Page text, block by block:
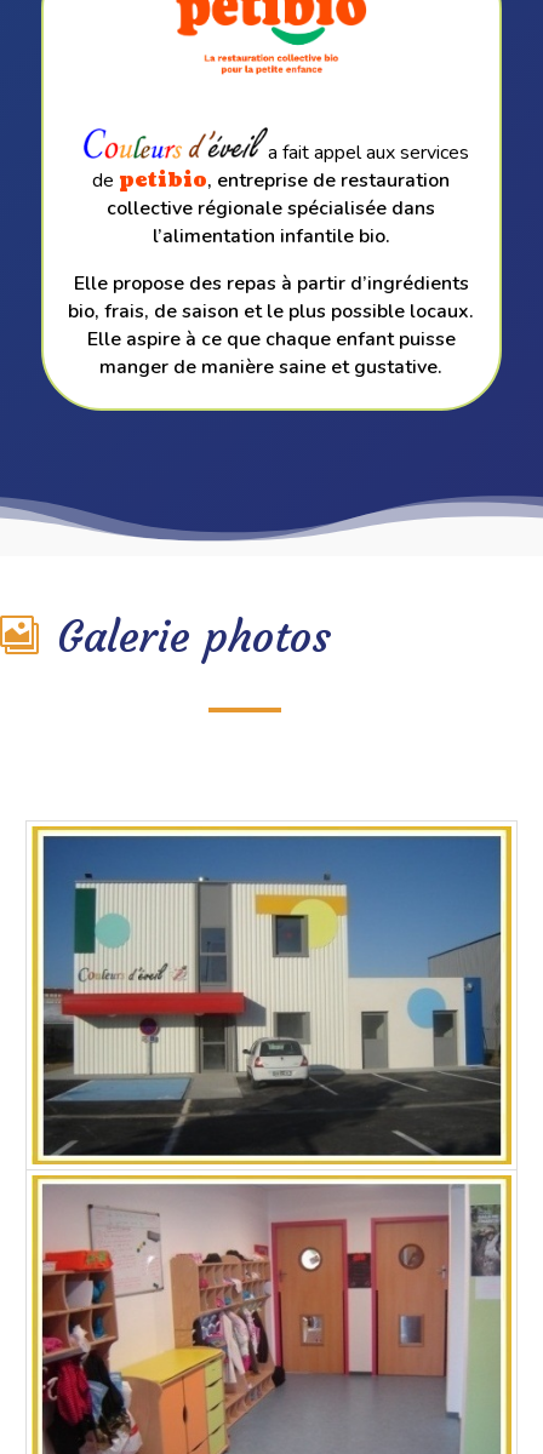
a fait appel aux services
de petibio, entreprise de restauration
collective régionale spécialisée dans
l’alimentation infantile bio.
Elle propose des repas à partir d’ingrédients
bio, frais, de saison et le plus possible locaux.
Elle aspire à ce que chaque enfant puisse
manger de manière saine et gustative.
 Galerie photos